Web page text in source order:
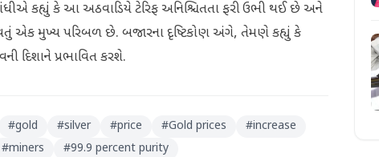
કહ્યું કે આ અઠવાડિયે ટેરિફ અનિશ્ચિતતા ફરી ઉભી થઈ છે અને
એક મુખ્ય પરિબળ છે. બજારના દૃષ્ટિકોણ અંગે, તેમણે કહ્યું કે
દિશાને પ્રભાવિત કરશે.
#gold #silver #price #Gold prices #increase
#miners #99.9 percent purity